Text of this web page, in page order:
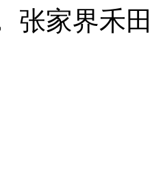
张家界